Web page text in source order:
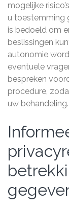
mogelijke
u toestemming
is bedoeld om
beslissingen
autonomie
eventuele
bespreken
procedure,
uw behandeling.